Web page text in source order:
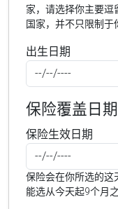
家，请选择你主要逗
国家，并不只限制于
出生日期
保险覆盖日期
保险生效日期
保险会在你所选的这
能选从今天起9个月